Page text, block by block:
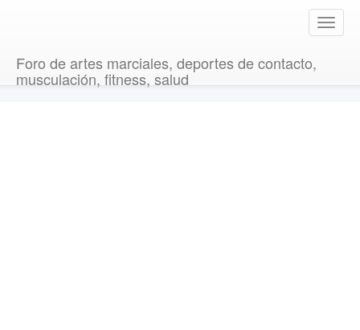
T
o
Foro de artes marciales, deportes de contacto,
musculación, fitness, salud